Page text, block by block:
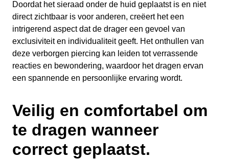
Doordat het sieraad onder de huid geplaatst is en niet
direct zichtbaar is voor anderen, creëert het een
intrigerend aspect dat de drager een gevoel van
exclusiviteit en individualiteit geeft. Het onthullen van
deze verborgen piercing kan leiden tot verrassende
reacties en bewondering, waardoor het dragen ervan
een spannende en persoonlijke ervaring wordt.
Veilig en comfortabel om
te dragen wanneer
correct geplaatst.